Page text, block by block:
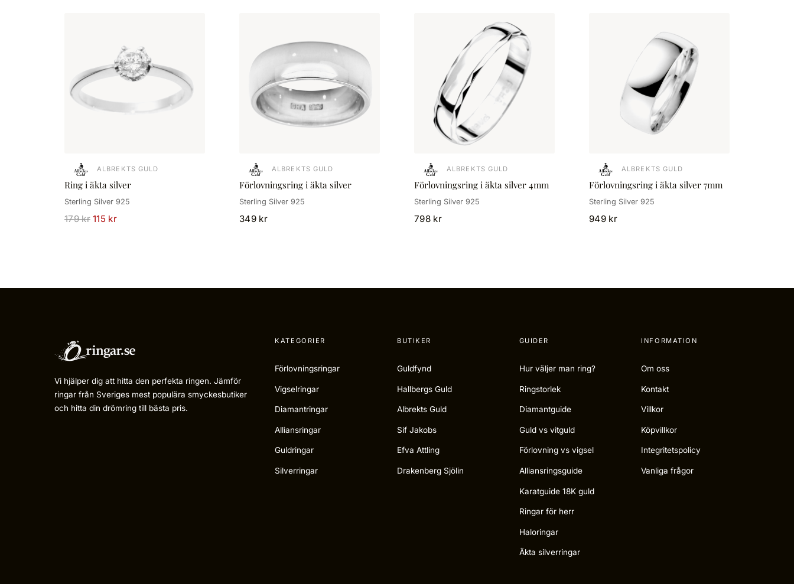
ALBREKTS GULD
Ring i äkta silver
Sterling Silver 925
179 kr 115 kr
ALBREKTS GULD
Förlovningsring i äkta silver
Sterling Silver 925
349 kr
ALBREKTS GULD
Förlovningsring i äkta silver 4mm
Sterling Silver 925
798 kr
ALBREKTS GULD
Förlovningsring i äkta silver 7mm
Sterling Silver 925
949 kr
Vi hjälper dig att hitta den perfekta ringen. Jämför
ringar från Sveriges mest populära smyckesbutiker
och hitta din drömring till bästa pris.
KATEGORIER
Förlovningsringar
Vigselringar
Diamantringar
Alliansringar
Guldringar
Silverringar
BUTIKER
Guldfynd
Hallbergs Guld
Albrekts Guld
Sif Jakobs
Efva Attling
Drakenberg Sjölin
GUIDER
Hur väljer man ring?
Ringstorlek
Diamantguide
Guld vs vitguld
Förlovning vs vigsel
Alliansringsguide
Karatguide 18K guld
Ringar för herr
Haloringar
Äkta silverringar
INFORMATION
Om oss
Kontakt
Villkor
Köpvillkor
Integritetspolicy
Vanliga frågor